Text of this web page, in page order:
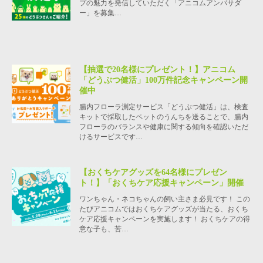
プの魅力を発信していただく「アニコムアンバサダ
ー」を募集…
【抽選で20名様にプレゼント！】アニコム
「どうぶつ健活」100万件記念キャンペーン開
催中
腸内フローラ測定サービス「どうぶつ健活」は、検査
キットで採取したペットのうんちを送ることで、腸内
フローラのバランスや健康に関する傾向を確認いただ
けるサービスです…
【おくちケアグッズを64名様にプレゼン
ト！】「おくちケア応援キャンペーン」開催
ワンちゃん・ネコちゃんの飼い主さま必見です！ この
たびアニコムではおくちケアグッズが当たる、おくち
ケア応援キャンペーンを実施します！ おくちケアの得
意な子も、苦…